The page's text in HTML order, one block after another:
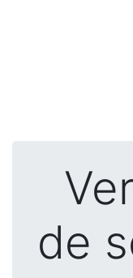
de